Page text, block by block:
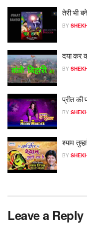
तेरी भी
BY
दया कर
BY
प्रीत की
BY
श्याम
BY
Leave a Reply